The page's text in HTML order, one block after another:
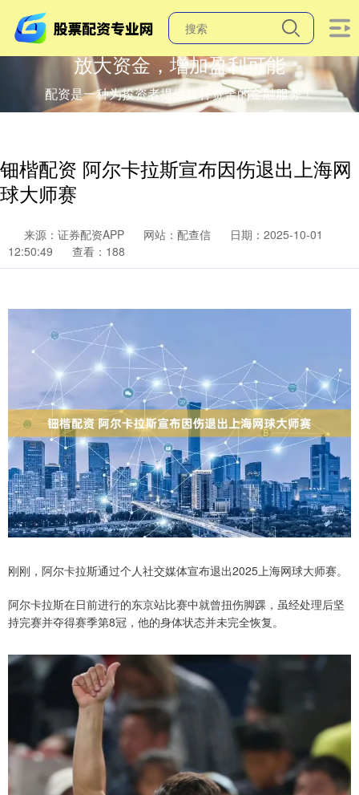
放大资金，增加盈利可能
配资是一种为投资者提供杠杆资金的金融服务！
钿楷配资 阿尔卡拉斯宣布因伤退出上海网
球大师赛
来源：证券配资APP 网站：配查信
日期：2025-10-01
12:50:49
查看：188
刚刚，阿尔卡拉斯通过个人社交媒体宣布退出2025上海网球大师赛。
阿尔卡拉斯在日前进行的东京站比赛中就曾扭伤脚踝，虽经处理后坚
持完赛并夺得赛季第8冠，他的身体状态并未完全恢复。